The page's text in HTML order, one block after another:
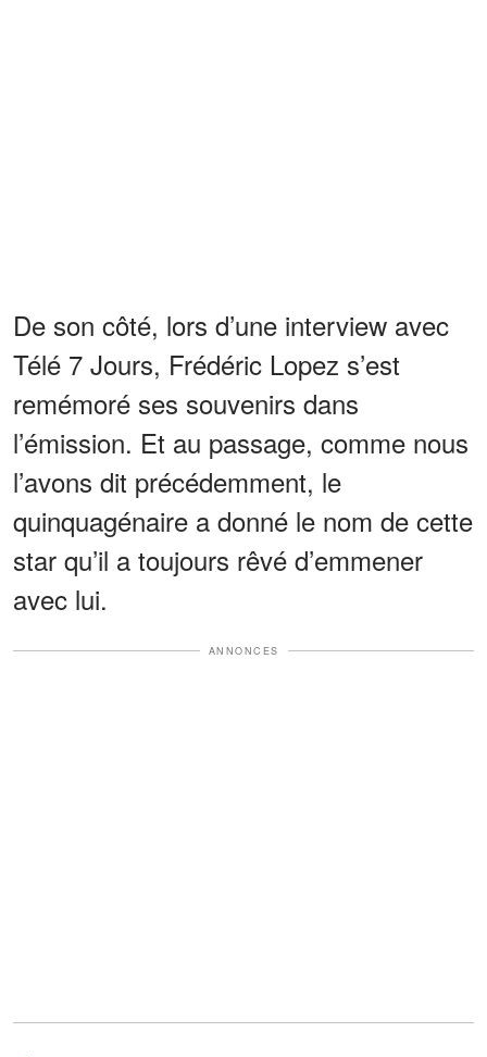
De son côté, lors d’une interview avec
Télé 7 Jours, Frédéric Lopez s’est
remémoré ses souvenirs dans
l’émission. Et au passage, comme nous
l’avons dit précédemment, le
quinquagénaire a donné le nom de cette
star qu’il a toujours rêvé d’emmener
avec lui.
ANNONCES